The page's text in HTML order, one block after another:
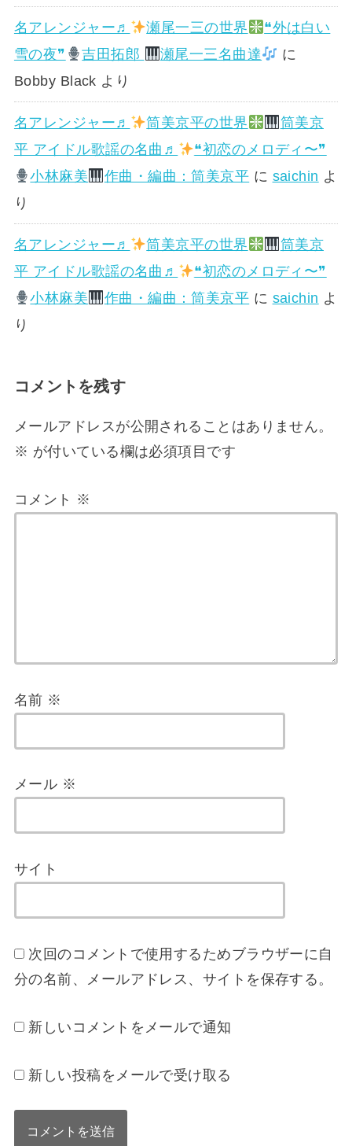
名アレンジャー♬ 瀬尾一三の世界
❝外は白い
雪の夜❞
吉田拓郎 瀬尾一三名曲達
に
Bobby Black より
名アレンジャー♬ 筒美京平の世界
筒美京
平 アイドル歌謡の名曲♬
❝初恋のメロディ〜❞
小林麻美
作曲・編曲：筒美京平 に saichin よ
り
名アレンジャー♬ 筒美京平の世界
筒美京
平 アイドル歌謡の名曲♬
❝初恋のメロディ〜❞
小林麻美
作曲・編曲：筒美京平 に saichin よ
り
コメントを残す
メールアドレスが公開されることはありません。
※ が付いている欄は必須項目です
コメント ※
名前 ※
メール ※
サイト
次回のコメントで使用するためブラウザーに自
分の名前、メールアドレス、サイトを保存する。
新しいコメントをメールで通知
新しい投稿をメールで受け取る